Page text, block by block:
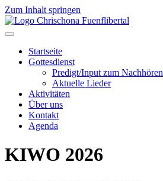
Zum Inhalt springen
Startseite
Gottesdienst
Predigt/Input zum Nachhören
Aktuelle Lieder
Aktivitäten
Über uns
Kontakt
Agenda
KIWO 2026